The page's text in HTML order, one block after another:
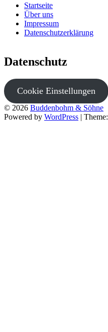
Startseite
Über uns
Impressum
Datenschutzerklärung
Datenschutz
Cookie Einstellungen
© 2026 Buddenbohm & Söhne
Powered by WordPress | Theme: